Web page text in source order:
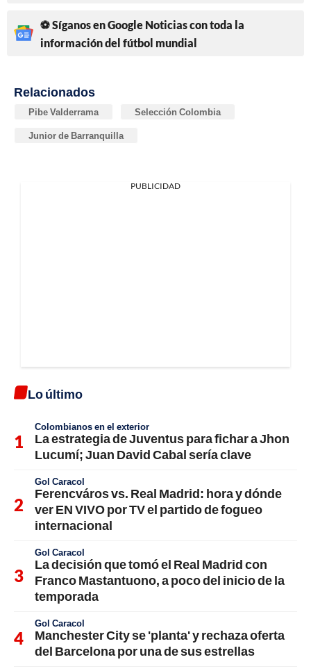
⚽ Síganos en Google Noticias con toda la
información del fútbol mundial
Relacionados
Pibe Valderrama Selección Colombia
Junior de Barranquilla
PUBLICIDAD
Lo último
Colombianos en el exterior
La estrategia de Juventus para fichar a Jhon
Lucumí; Juan David Cabal sería clave
Gol Caracol
Ferencváros vs. Real Madrid: hora y dónde
ver EN VIVO por TV el partido de fogueo
internacional
Gol Caracol
La decisión que tomó el Real Madrid con
Franco Mastantuono, a poco del inicio de la
temporada
Gol Caracol
Manchester City se 'planta' y rechaza oferta
del Barcelona por una de sus estrellas